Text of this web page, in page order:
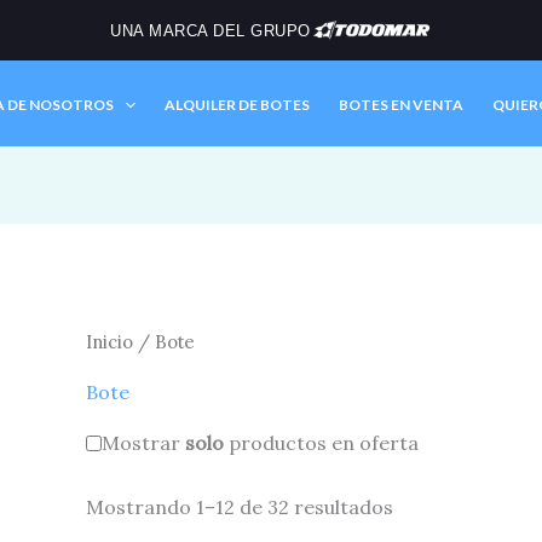
UNA MARCA DEL GRUPO
DE NOSOTROS ALQUILER DE BOTES BOTES EN VENTA
Inicio/ Bote
Bote
Mostrar soloproductos en oferta
Mostrando 1–12 de 32 resultados